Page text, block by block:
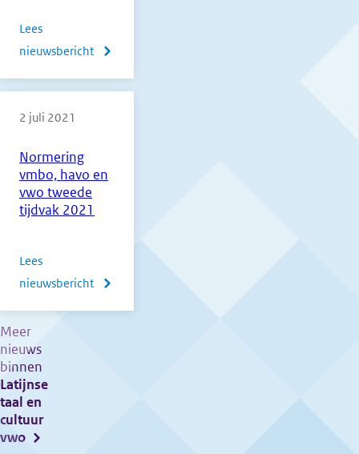
Lees
nieuwsbericht
over
Normering
vmbo, havo en
vwo tweede
tijdvak 2021
2 juli 2021
Lees
nieuwsbericht
over
Meer
nieuws
binnen
Latijnse
taal en
cultuur
vwo